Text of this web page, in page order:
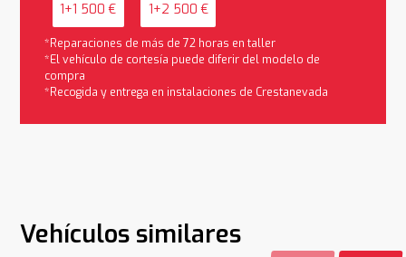
1+1 500 € 1+2 500 €
*Reparaciones de más de 72 horas en taller
*El vehículo de cortesía puede diferir del modelo de
compra
*Recogida y entrega en instalaciones de Crestanevada
Vehículos similares